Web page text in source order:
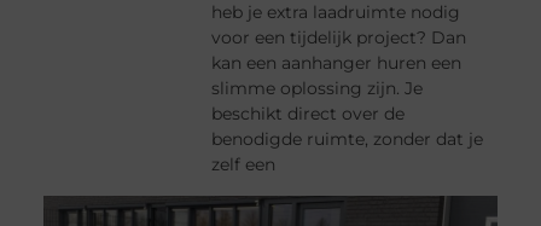
heb je extra laadruimte nodig
voor een tijdelijk project? Dan
kan een aanhanger huren een
slimme oplossing zijn. Je
beschikt direct over de
benodigde ruimte, zonder dat je
zelf een